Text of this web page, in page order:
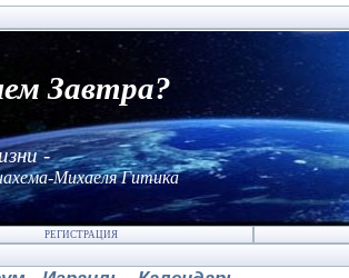
Завтра?
-
Михаеля Гитика
РЕГИСТРАЦИЯ